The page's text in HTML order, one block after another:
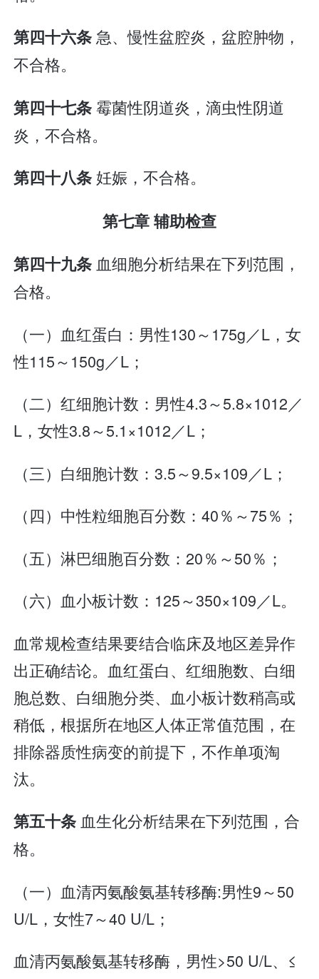
第四十六条急、慢性盆腔炎，盆腔肿物，
不合格。
第四十七条霉菌性阴道炎，滴虫性阴道
炎，不合格。
第四十八条妊娠，不合格。
第七章 辅助检查
第四十九条血细胞分析结果在下列范围，
合格。
（一）血红蛋白：男性130～175g／L，女
性115～150g／L；
（二）红细胞计数：男性4.3～5.8×1012／
L，女性3.8～5.1×1012／L；
（三）白细胞计数：3.5～9.5×109／L；
（四）中性粒细胞百分数：40％～75％；
（五）淋巴细胞百分数：20％～50％；
（六）血小板计数：125～350×109／L。
血常规检查结果要结合临床及地区差异作
出正确结论。血红蛋白、红细胞数、白细
胞总数、白细胞分类、血小板计数稍高或
稍低，根据所在地区人体正常值范围，在
排除器质性病变的前提下，不作单项淘
汰。
第五十条血生化分析结果在下列范围，合
格。
（一）血清丙氨酸氨基转移酶:男性9～50
U/L，女性7～40 U/L；
血清丙氨酸氨基转移酶，男性>50 U/L、≤